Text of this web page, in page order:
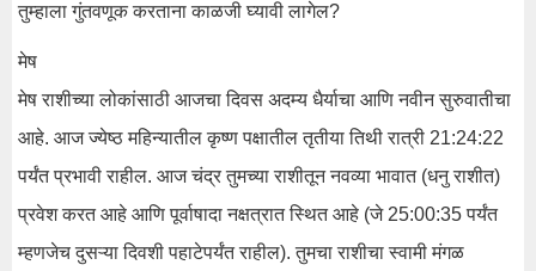
तुम्हाला गुंतवणूक करताना काळजी घ्यावी लागेल?
मेष
मेष राशीच्या लोकांसाठी आजचा दिवस अदम्य धैर्याचा आणि नवीन सुरुवातीचा
आहे. आज ज्येष्ठ महिन्यातील कृष्ण पक्षातील तृतीया तिथी रात्री 21:24:22
पर्यंत प्रभावी राहील. आज चंद्र तुमच्या राशीतून नवव्या भावात (धनु राशीत)
प्रवेश करत आहे आणि पूर्वाषादा नक्षत्रात स्थित आहे (जे 25:00:35 पर्यंत
म्हणजेच दुसऱ्या दिवशी पहाटेपर्यंत राहील). तुमचा राशीचा स्वामी मंगळ